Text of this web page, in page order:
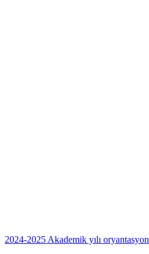
2024-2025 Akademik yılı oryantasyon